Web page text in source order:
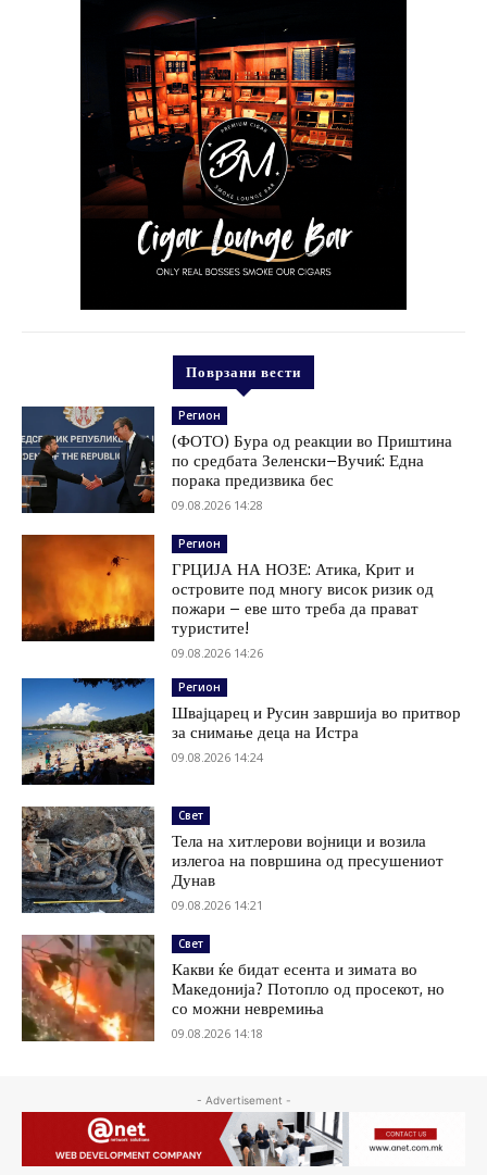
Поврзани вести
Регион
(ФОТО) Бура од реакции во Приштина
по средбата Зеленски–Вучиќ: Една
порака предизвика бес
09.08.2026 14:28
Регион
ГРЦИЈА НА НОЗЕ: Атика, Крит и
островите под многу висок ризик од
пожари – еве што треба да прават
туристите!
09.08.2026 14:26
Регион
Швајцарец и Русин завршија во притвор
за снимање деца на Истра
09.08.2026 14:24
Свет
Тела на хитлерови војници и возила
излегоа на површина од пресушениот
Дунав
09.08.2026 14:21
Свет
Какви ќе бидат есента и зимата во
Македонија? Потопло од просекот, но
со можни невремиња
09.08.2026 14:18
- Advertisement -